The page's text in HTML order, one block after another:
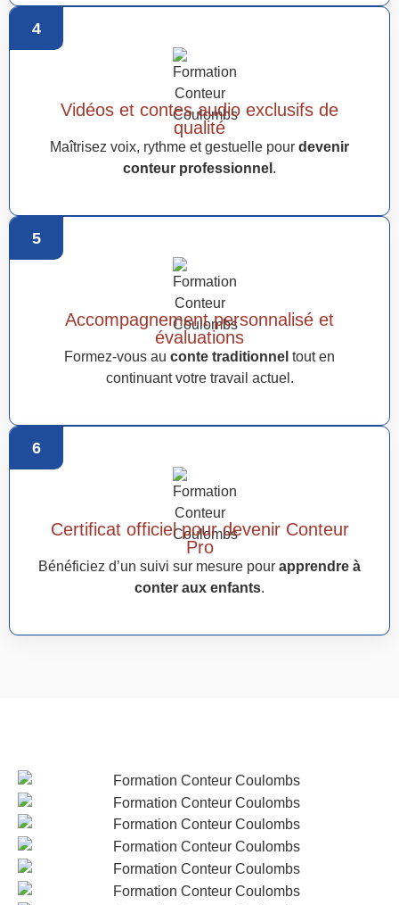
4
Vidéos et contes audio exclusifs de
qualité
Maîtrisez voix, rythme et gestuelle pour devenir
conteur professionnel .
5
Accompagnement personnalisé et
évaluations
Formez-vous au conte traditionnel tout en
continuant votre travail actuel.
6
Certificat officiel pour devenir Conteur
Pro
Bénéficiez d’un suivi sur mesure pour apprendre à
conter aux enfants.